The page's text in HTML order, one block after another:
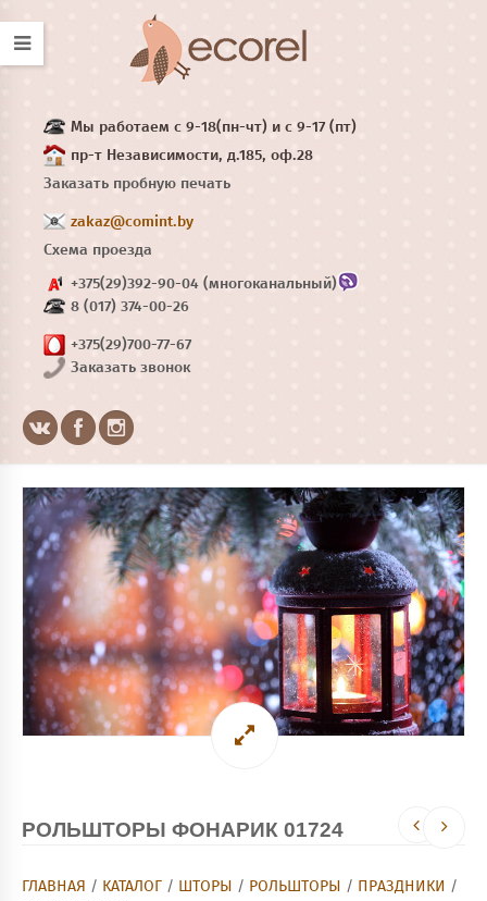
Мы работаем с 9-18(пн-чт) и с 9-17 (пт)
пр-т Независимости, д.185, оф.28
Заказать пробную печать
zakaz@comint.by
Схема проезда
+375(29)392-90-04 (многоканальный)
8 (017) 374-00-26
+375(29)700-77-67
Заказать звонок
РОЛЬШТОРЫ ФОНАРИК 01724
ГЛАВНАЯ / КАТАЛОГ / ШТОРЫ / РОЛЬШТОРЫ / ПРАЗДНИКИ /